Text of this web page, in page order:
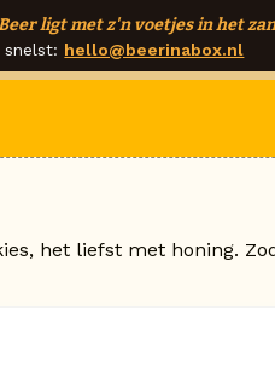
ligt met z'n voetjes in het
snelst: hello@beerinabox.nl
het liefst met honing.